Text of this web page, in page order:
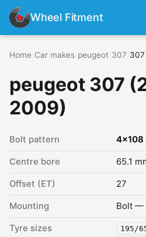
Wheel Fitment
Home Car makes peugeot 307
peugeot 307
2009)
Bolt pattern 4x108
Centre bore 65.1
Offset (ET) 27
Mounting Bolt —
Tyre sizes 195/